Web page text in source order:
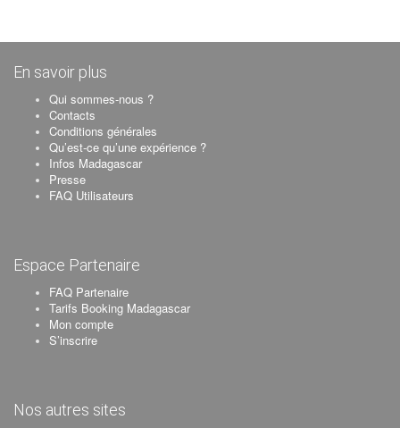
En savoir plus
Qui sommes-nous ?
Contacts
Conditions générales
Qu’est-ce qu’une expérience ?
Infos Madagascar
Presse
FAQ Utilisateurs
Espace Partenaire
FAQ Partenaire
Tarifs Booking Madagascar
Mon compte
S’inscrire
Nos autres sites